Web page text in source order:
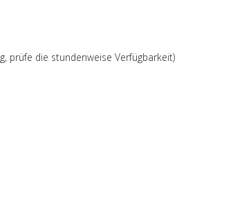
prüfe die stundenweise Verfügbarkeit)